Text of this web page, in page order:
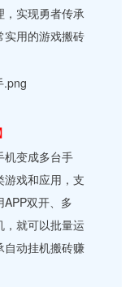
实现勇者传承
实用的游戏搬砖
机变成多台手
戏和应用，支
双开、多
就可以批量运
自动挂机搬砖赚